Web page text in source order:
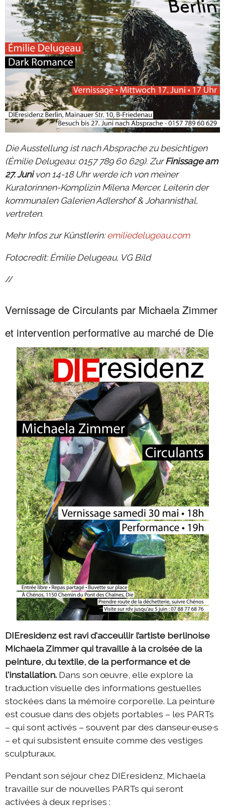
Die Ausstellung ist nach Absprache zu besichtigen
(Émilie Delugeau: 0157 789 60 629). ZurFinissage am
27. Junivon 14-18 Uhr werde ich von meiner
Kuratorinnen-Komplizin Milena Mercer, Leiterin der
kommunalen Galerien Adlershof & Johannisthal,
vertreten.
Mehr Infos zur Künstlerin:emiliedelugeau.com
Fotocredit: Émilie Delugeau, VG Bild
//
Vernissage de Circulants par Michaela Zimmer
et intervention performative au marché de Die
DIEresidenz est ravi d'acceullir l’artiste berlinoise
Michaela Zimmer qui travaille à la croisée de la
peinture, du textile, de la performance et de
l'installation. Dans son œuvre, elle explore la
traduction visuelle des informations gestuelles
stockées dans la mémoire corporelle. La peinture
est cousue dans des objets portables – les PARTs
– qui sont activés – souvent par des danseur·euse·s
– et qui subsistent ensuite comme des vestiges
sculpturaux.
Pendant son séjour chez DIEresidenz, Michaela
travaille sur de nouvelles PARTs qui seront
activées à deux reprises :